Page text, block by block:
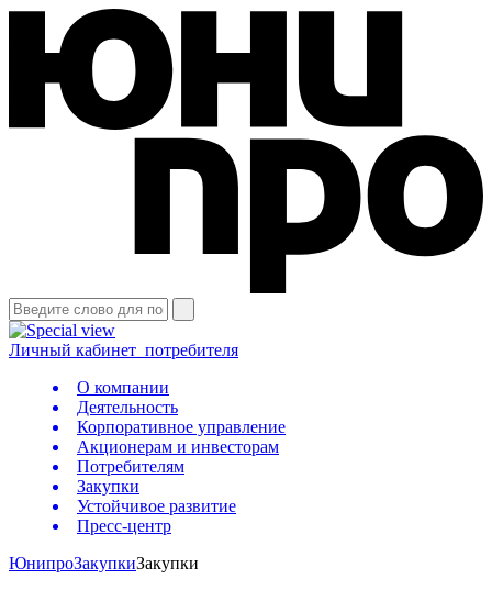
Личный кабинет потребителя
О компании
Деятельность
Корпоративное управление
Акционерам и инвесторам
Потребителям
Закупки
Устойчивое развитие
Пресс-центр
ЮнипроЗакупкиЗакупки